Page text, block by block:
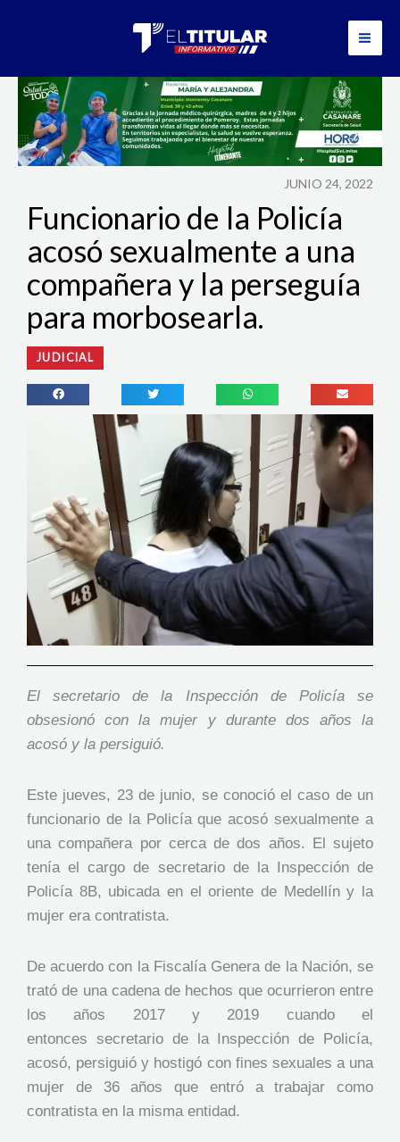
JUNIO 24, 2022
Funcionario de la Policía
acosó sexualmente a una
compañera y la perseguía
para morbosearla.
JUDICIAL
El secretario de la Inspección de Policía se
obsesionó con la mujer y durante dos años la
acosó y la persiguió.
Este jueves, 23 de junio, se conoció el caso de un
funcionario de la Policía que acosó sexualmente a
una compañera por cerca de dos años. El sujeto
tenía el cargo de secretario de la Inspección de
Policía 8B, ubicada en el oriente de Medellín y la
mujer era contratista.
De acuerdo con la Fiscalía Genera de la Nación, se
trató de una cadena de hechos que ocurrieron entre
los años 2017 y 2019 cuando el
entonces secretario de la Inspección de Policía,
acosó, persiguió y hostigó con fines sexuales a una
mujer de 36 años que entró a trabajar como
contratista en la misma entidad.